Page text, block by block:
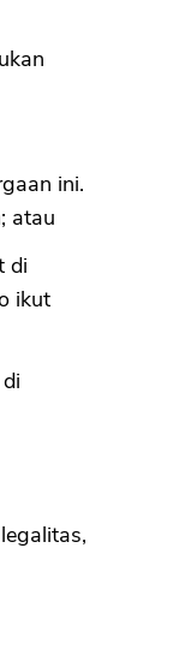
ini.
atau
di
ikut